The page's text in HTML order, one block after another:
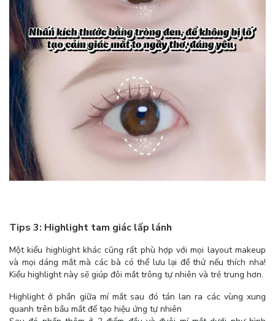
Tips 3: Highlight tam giác lấp lánh
Một kiểu highlight khác cũng rất phù hợp với mọi layout makeup
và mọi dáng mắt mà các bà có thể lưu lại để thử nếu thích nha!
Kiểu highlight này sẽ giúp đôi mắt trông tự nhiên và trẻ trung hơn.
Highlight ở phần giữa mí mắt sau đó tán lan ra các vùng xung
quanh trên bầu mắt để tạo hiệu ứng tự nhiên